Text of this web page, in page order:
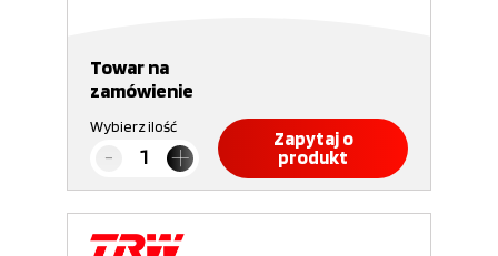
Towar na
zamówienie
Wybierz ilość
Zapytaj o
produkt